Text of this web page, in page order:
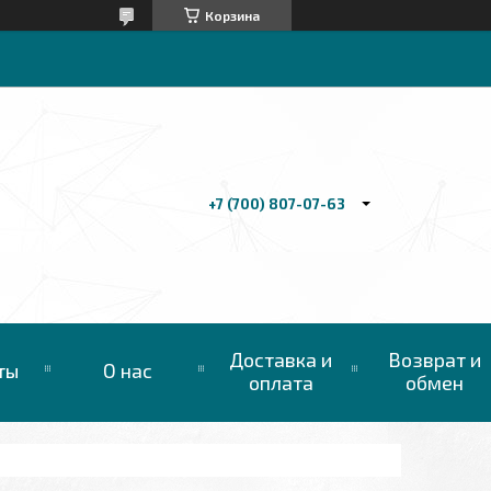
Корзина
+7 (700) 807-07-63
О нас
Доставка и
оплата
Возврат и
обмен